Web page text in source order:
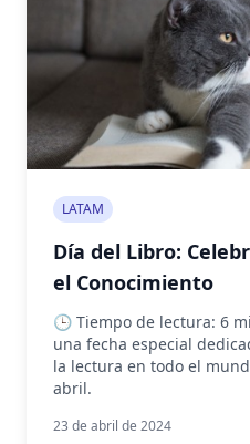
LATAM
Día del Libro:
el Conocimiento
🕒 Tiempo de lectura: 6
una fecha especial
la lectura en todo el
abril.
23 de abril de 2024